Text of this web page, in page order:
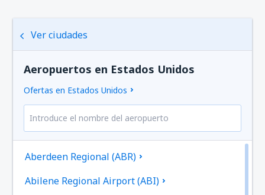
Ver ciudades
Aeropuertos en Estados Unidos
Ofertas en Estados Unidos
Aberdeen Regional (ABR)
Abilene Regional Airport (ABI)